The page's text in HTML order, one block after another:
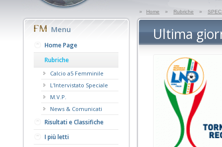
» Home » Rubriche »
Menu
Home Page
Rubriche
Calcio a5 Femminile
L'Intervistato Speciale
M.V.P.
News & Comunicati
Risultati e Classifiche
I più letti
Ultima